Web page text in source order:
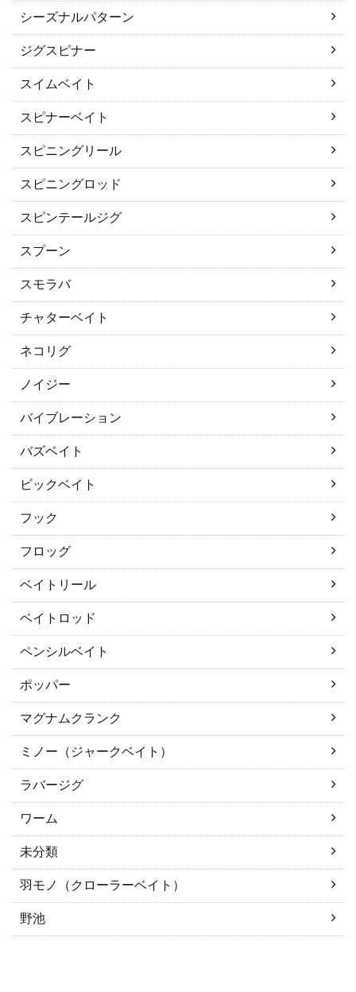
シーズナルパターン
ジグスピナー
スイムベイト
スピナーベイト
スピニングリール
スピニングロッド
スピンテールジグ
スプーン
スモラバ
チャターベイト
ネコリグ
ノイジー
バイブレーション
バズベイト
ビックベイト
フック
フロッグ
ベイトリール
ベイトロッド
ペンシルベイト
ポッパー
マグナムクランク
ミノー（ジャークベイト）
ラバージグ
ワーム
未分類
羽モノ（クローラーベイト）
野池